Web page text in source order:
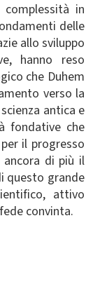
in
delle
allo sviluppo
hanno reso
che Duhem
verso la
antica e
fondative che
il progresso
di più il
questo grande
attivo
convinta.